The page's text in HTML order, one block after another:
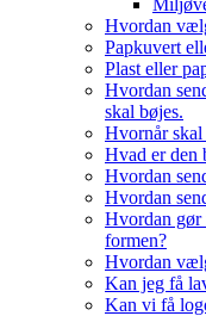
Hvordan
Papkuvert
Plast eller
Hvordan
skal bøjes.
Hvornår skal
Hvad er den
Hvordan
Hvordan
Hvordan gør
formen?
Hvordan
Kan jeg få
Kan vi få